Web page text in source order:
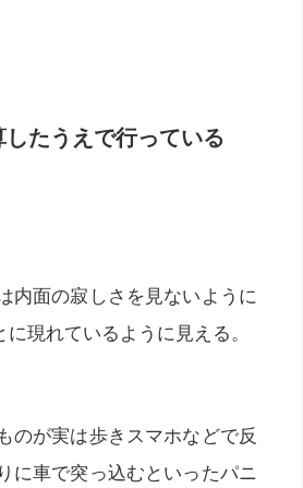
たうえで行っている
内面の寂しさを見ないように
現れているように見える。
のが実は歩きスマホなどで反
に車で突っ込むといったパニ